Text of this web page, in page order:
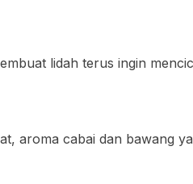
lidah terus ingin
aroma cabai dan bawang